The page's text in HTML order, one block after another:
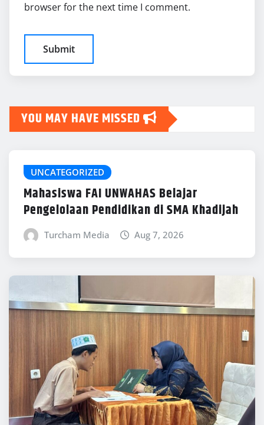
browser for the next time I comment.
YOU MAY HAVE MISSED
UNCATEGORIZED
Mahasiswa FAI UNWAHAS Belajar
Pengelolaan Pendidikan di SMA Khadijah
Turcham Media Aug 7, 2026